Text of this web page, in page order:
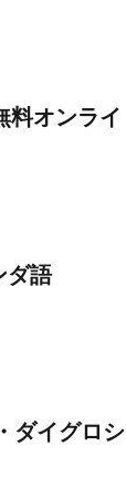
料オンライ
ダ語
ダイグロシ